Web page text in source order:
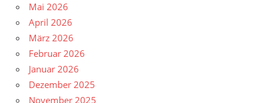
Mai 2026
April 2026
März 2026
Februar 2026
Januar 2026
Dezember 2025
November 2025